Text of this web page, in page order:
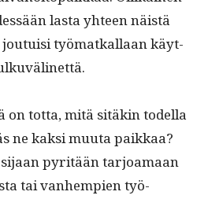
las­ta yhteen näistä
jou­tu­isi työ­matkallaan käyt­
on tot­ta, mitä sitäkin todel­la
ne kak­si muu­ta paikkaa?
pyritään tar­joa­maan
tai van­hempi­en työ­